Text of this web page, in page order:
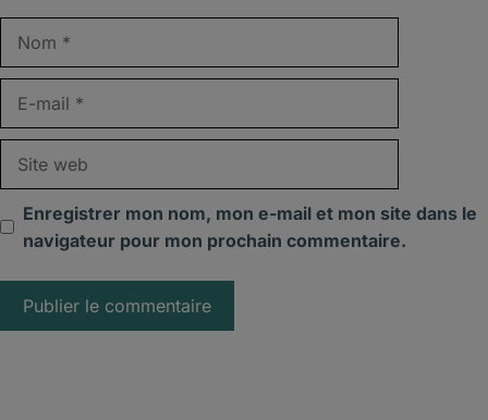
mail
web
Enregistrer mon nom, mon e-mail et mon site dans le
navigateur pour mon prochain commentaire.